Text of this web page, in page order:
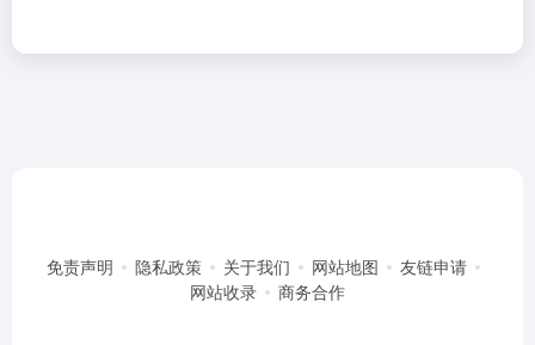
免责声明 隐私政策 关于我们 网站地图
友链申请
网站收录
商务合作